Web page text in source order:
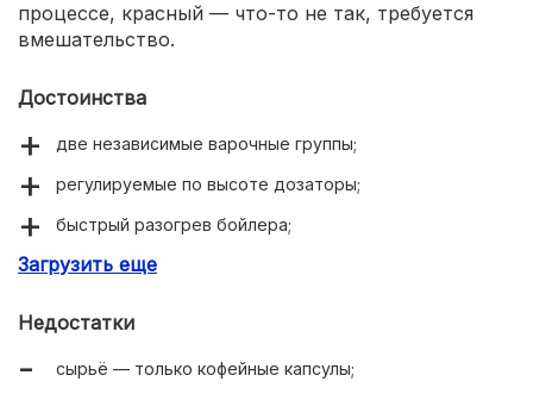
процессе, красный — что-то не так, требуется
вмешательство.
Достоинства
две независимые варочные группы;
регулируемые по высоте дозаторы;
быстрый разогрев бойлера;
возможность подключения к водопроводу;
Загрузить еще
Недостатки
сырьё — только кофейные капсулы;